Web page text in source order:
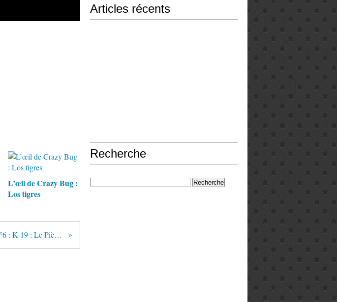
L’œil de Crazy Bug :
Los tigres
Ciné glouglou n°6 : K-19 : Le Piège des profondeurs
Articles récents
Recherche